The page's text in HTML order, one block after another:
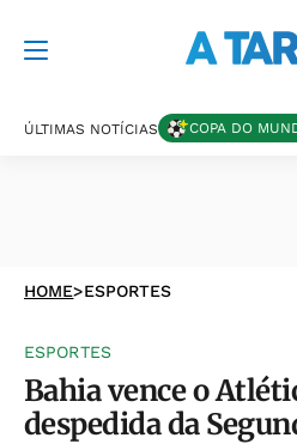
ÚLTIMAS NOTÍCIAS COPA DO
HOME>ESPORTES
ESPORTES
Bahia vence o
despedida da